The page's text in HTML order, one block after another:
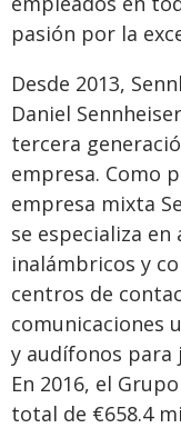
pasión por la
Desde 2013,
Daniel
tercera
empresa. Como
empresa mixta
se especializa
inalámbricos y
centros de
comunicaciones
y audífonos para
En 2016, el
total de €658.4